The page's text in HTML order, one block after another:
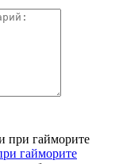
гайморите